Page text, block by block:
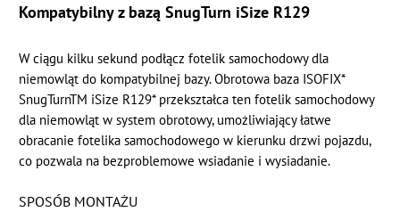
Kompatybilny z bazą SnugTurn iSize R129
W ciągu kilku sekund podłącz fotelik samochodowy dla
niemowląt do kompatybilnej bazy. Obrotowa baza ISOFIX*
SnugTurnTM iSize R129* przekształca ten fotelik samochodowy
dla niemowląt w system obrotowy, umożliwiający łatwe
obracanie fotelika samochodowego w kierunku drzwi pojazdu,
co pozwala na bezproblemowe wsiadanie i wysiadanie.
SPOSÓB MONTAŻU